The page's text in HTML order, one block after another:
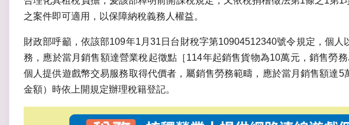
之案件即可適用，以保障納稅義務人權益。
財政部呼籲，依該部109年1月31日台財稅字第10904512340號令規定，個人
務，應於當月銷售額達營業稅起徵點［114年起銷售貨物為10萬元，銷售勞
個人提供遊戲幣交易服務取得代價者，屬銷售勞務範疇，應於當月銷售額達
金額）時依上開規定辦理稅籍登記。